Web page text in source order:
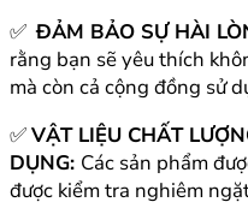
✅ĐẢM BẢO SỰ HÀI
rằng bạn sẽ yêu thích
mà còn cả cộng đồng sử
✅VẬT LIỆU CHẤT
DỤNG: Các sản phẩm
được kiểm tra nghiêm